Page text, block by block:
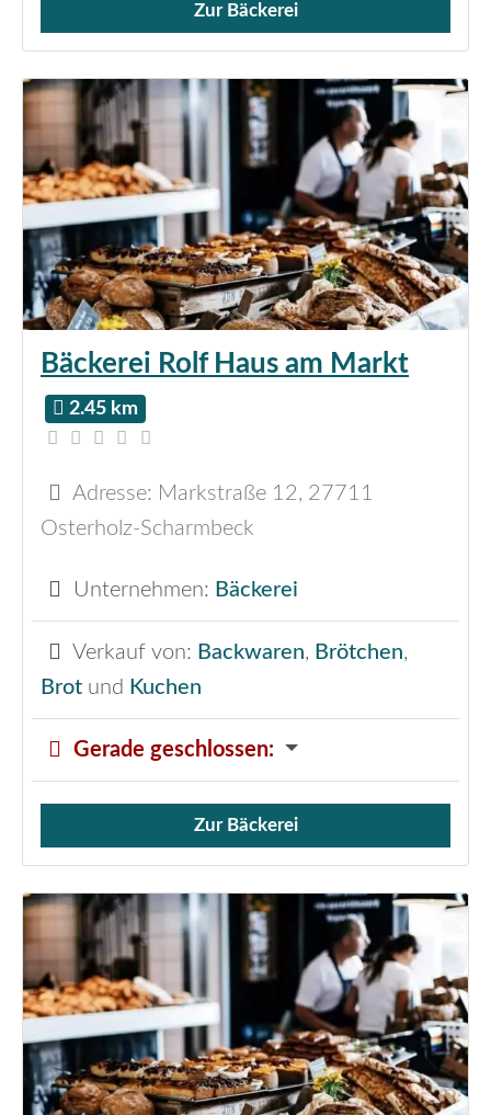
Verkauf von Brötchen,
Zur Bäckerei
Bäckerei Rolf Haus am Markt
2.45 km
Adresse: Markstraße 12, 27711
Osterholz-Scharmbeck
Unternehmen: Bäckerei
Verkauf von: Backwaren, Brötchen,
Brot und Kuchen
Gerade geschlossen:
Verkauf von Brötchen,
Zur Bäckerei